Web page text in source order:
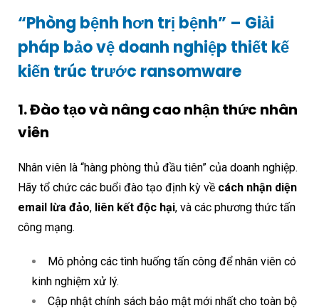
“Phòng bệnh hơn trị bệnh” – Giải
pháp bảo vệ doanh nghiệp thiết kế
kiến trúc trước ransomware
1. Đào tạo và nâng cao nhận thức nhân
viên
Nhân viên là “hàng phòng thủ đầu tiên” của doanh nghiệp.
Hãy tổ chức các buổi đào tạo định kỳ về cách nhận diện
email lừa đảo, liên kết độc hại, và các phương thức tấn
công mạng.
Mô phỏng các tình huống tấn công để nhân viên có
kinh nghiệm xử lý.
Cập nhật chính sách bảo mật mới nhất cho toàn bộ